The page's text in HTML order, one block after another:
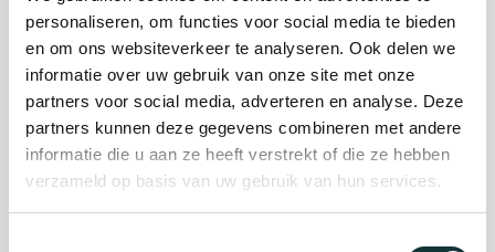
personaliseren, om functies voor social media te bieden
en om ons websiteverkeer te analyseren. Ook delen we
informatie over uw gebruik van onze site met onze
partners voor social media, adverteren en analyse. Deze
partners kunnen deze gegevens combineren met andere
informatie die u aan ze heeft verstrekt of die ze hebben
verzameld op basis van uw gebruik van hun services.
Plan je bezoek
Evenement
organiseren
Steun ons